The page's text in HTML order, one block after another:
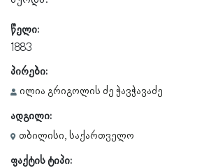
წელი:
1883
პირები:
ილია გრიგოლის ძე ჭავჭავაძე
ადგილი:
თბილისი, საქართველო
ფაქტის ტიპი: